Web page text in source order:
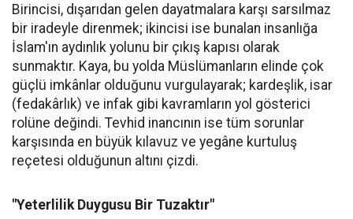
Birincisi, dışarıdan gelen dayatmalara karşı sarsılmaz
bir iradeyle direnmek; ikincisi ise bunalan insanlığa
İslam'ın aydınlık yolunu bir çıkış kapısı olarak
sunmaktır. Kaya, bu yolda Müslümanların elinde çok
güçlü imkânlar olduğunu vurgulayarak; kardeşlik, isar
(fedakârlık) ve infak gibi kavramların yol gösterici
rolüne değindi. Tevhid inancının ise tüm sorunlar
karşısında en büyük kılavuz ve yegâne kurtuluş
reçetesi olduğunun altını çizdi.
"Yeterlilik Duygusu Bir Tuzaktır"